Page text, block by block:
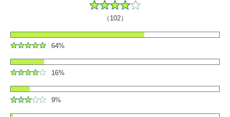
（102）
64%
16%
9%